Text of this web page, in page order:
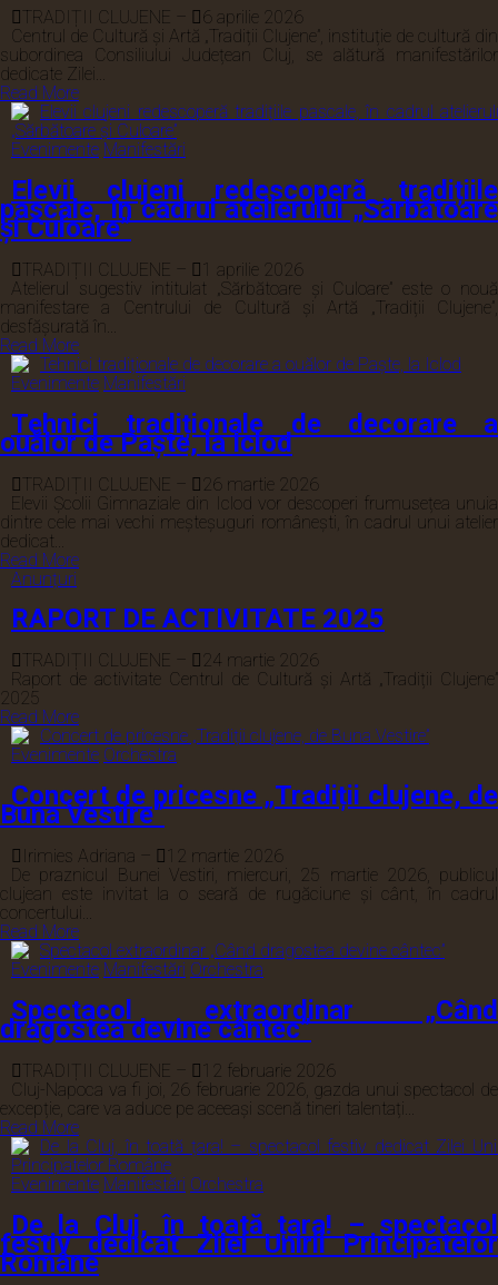
TRADIȚII CLUJENE
6 aprilie 2026
Centrul de Cultură și Artă „Tradiții Clujene”, instituție de cultură din
subordinea Consiliului Județean Cluj, se alătură manifestărilor
dedicate Zilei...
Read More
Evenimente Manifestări
Elevii clujeni redescoperă tradițiile
pascale, în cadrul atelierului „Sărbătoare
și Culoare”
TRADIȚII CLUJENE
1 aprilie 2026
Atelierul sugestiv intitulat „Sărbătoare și Culoare” este o nouă
manifestare a Centrului de Cultură și Artă „Tradiții Clujene”,
desfășurată în...
Read More
Evenimente Manifestări
Tehnici tradiționale de decorare a
ouălor de Paște, la Iclod
TRADIȚII CLUJENE
26 martie 2026
Elevii Școlii Gimnaziale din Iclod vor descoperi frumusețea unuia
dintre cele mai vechi meșteșuguri românești, în cadrul unui atelier
dedicat...
Read More
Anunțuri
RAPORT DE ACTIVITATE 2025
TRADIȚII CLUJENE
24 martie 2026
Raport de activitate Centrul de Cultură și Artă „Tradiții Clujene”
2025
Read More
Evenimente Orchestra
Concert de pricesne „Tradiții clujene, de
Buna Vestire”
Irimies Adriana
12 martie 2026
De praznicul Bunei Vestiri, miercuri, 25 martie 2026, publicul
clujean este invitat la o seară de rugăciune și cânt, în cadrul
concertului...
Read More
Evenimente Manifestări Orchestra
Spectacol extraordinar „Când
dragostea devine cântec”
TRADIȚII CLUJENE
12 februarie 2026
Cluj-Napoca va fi joi, 26 februarie 2026, gazda unui spectacol de
excepție, care va aduce pe aceeași scenă tineri talentați...
Read More
Evenimente Manifestări Orchestra
De la Cluj, în toată țara! – spectacol
festiv dedicat Zilei Unirii Principatelor
Române